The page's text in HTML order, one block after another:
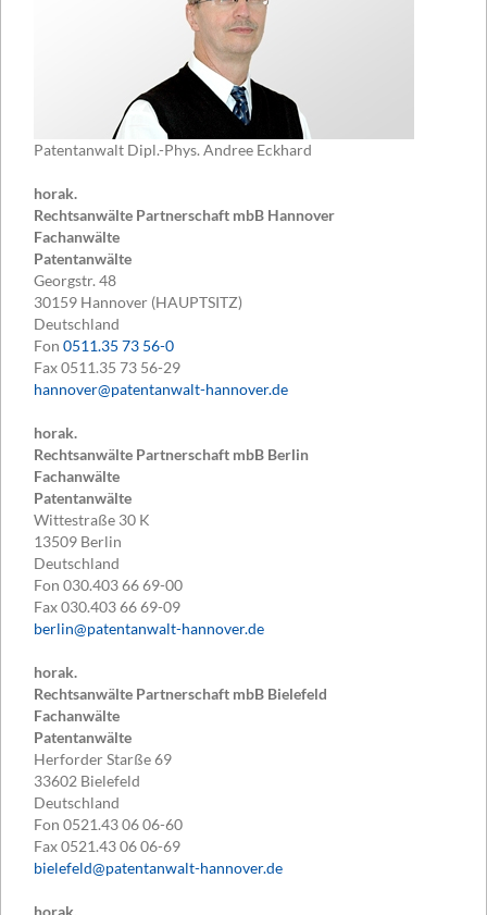
Patentanwalt Dipl.-Phys. Andree Eckhard
horak.
Rechtsanwälte Partnerschaft mbB Hannover
Fachanwälte
Patentanwälte
Georgstr. 48
30159 Hannover (HAUPTSITZ)
Deutschland
Fon 0511.35 73 56-0
Fax0511.35 73 56-29
hannover@patentanwalt-hannover.de
horak.
Rechtsanwälte Partnerschaft mbB Berlin
Fachanwälte
Patentanwälte
Wittestraße 30 K
13509 Berlin
Deutschland
Fon 030.403 66 69-00
Fax030.403 66 69-09
berlin@patentanwalt-hannover.de
horak.
Rechtsanwälte Partnerschaft mbB Bielefeld
Fachanwälte
Patentanwälte
Herforder Starße 69
33602 Bielefeld
Deutschland
Fon 0521.43 06 06-60
Fax0521.43 06 06-69
bielefeld@patentanwalt-hannover.de